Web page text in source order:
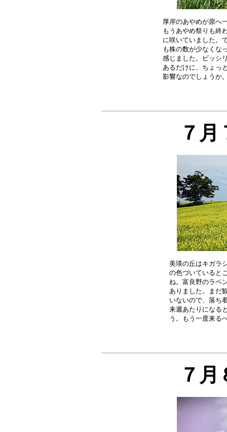
厚岸のあやめが原へ
もうあやめ祭りも終
に咲いていました。
も株の数が少なくな
感じました。ビッシ
あるだけに、ちょっ
７
美瑛の丘はキガラ
の色づいていると
ね。富良野のラベ
ありました。まだ
いないので、落ち
来週あたりになる
７